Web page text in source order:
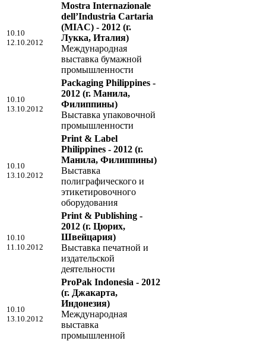
10.10
12.10.2012
Mostra Internazionale
dell’Industria Cartaria
(MIAC) - 2012 (г.
Лукка, Италия)
Международная
выставка бумажной
промышленности
10.10
13.10.2012
Packaging Philippines -
2012 (г. Манила,
Филиппины)
Выставка упаковочной
промышленности
10.10
13.10.2012
Print & Label
Philippines - 2012 (г.
Манила, Филиппины)
Выставка
полиграфического и
этикетировочного
оборудования
10.10
11.10.2012
Print & Publishing -
2012 (г. Цюрих,
Швейцария)
Выставка печатной и
издательской
деятельности
10.10
13.10.2012
ProPak Indonesia - 2012
(г. Джакарта,
Индонезия)
Международная
выставка
промышленной